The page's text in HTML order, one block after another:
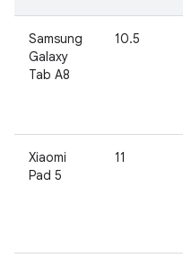
Samsung
Galaxy
Tab A8
10.5
Xiaomi
Pad 5
11